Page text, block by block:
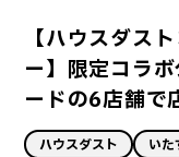
【ハウスダス
ー】限定コラ
ードの6店舗で
ハウスダスト いた